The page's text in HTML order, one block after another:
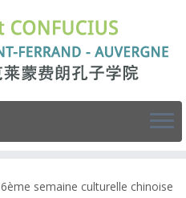
6ème semaine culturelle chinoise